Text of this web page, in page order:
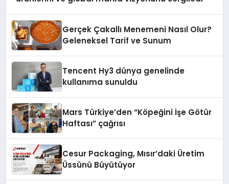
Gerçek Çakallı Menemeni Nasıl Olur?
Geleneksel Tarif ve Sunum
Tencent Hy3 dünya genelinde
kullanıma sunuldu
Mars Türkiye’den “Köpeğini İşe Götür
Haftası” çağrısı
Cesur Packaging, Mısır’daki Üretim
Üssünü Büyütüyor